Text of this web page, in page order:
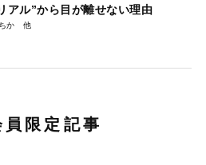
アル”から目が離せない理由
か
員限定記事